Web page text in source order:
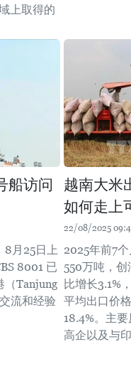
上取得的
船访问
8月25日上
8001 已
（Tanjung
流和经验
越南大米
如何走上
22/08/2025
2025年前7
550万吨，
比增长3.1%
平均出口价
18.4%。主
高企以及与